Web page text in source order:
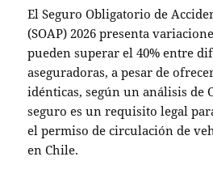
El Seguro Obligatorio de
(SOAP) 2026 presenta
pueden superar el 40% entre
aseguradoras, a pesar de
idénticas, según un análisis de
seguro es un requisito legal
el permiso de circulación de
en Chile.